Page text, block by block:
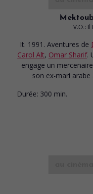
V.O.:
It. 1991. Aventures de
Carol Alt, Omar Sharif.
engage un
son ex-mari
Durée: 300 min.